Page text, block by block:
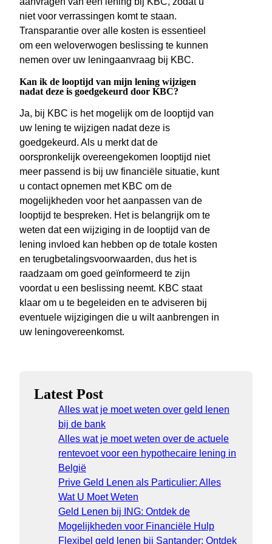
niet voor verrassingen komt te staan.
Transparantie over alle kosten is essentieel
om een weloverwogen beslissing te kunnen
nemen over uw leningaanvraag bij KBC.
Kan ik de looptijd van mijn lening wijzigen
nadat deze is goedgekeurd door KBC?
Ja, bij KBC is het mogelijk om de looptijd van
uw lening te wijzigen nadat deze is
goedgekeurd. Als u merkt dat de
oorspronkelijk overeengekomen looptijd niet
meer passend is bij uw financiële situatie, kunt
u contact opnemen met KBC om de
mogelijkheden voor het aanpassen van de
looptijd te bespreken. Het is belangrijk om te
weten dat een wijziging in de looptijd van de
lening invloed kan hebben op de totale kosten
en terugbetalingsvoorwaarden, dus het is
raadzaam om goed geïnformeerd te zijn
voordat u een beslissing neemt. KBC staat
klaar om u te begeleiden en te adviseren bij
eventuele wijzigingen die u wilt aanbrengen in
uw leningovereenkomst.
Latest Post
Alles wat je moet weten over geld lenen
bij de bank
Alles wat je moet weten over de actuele
rentevoet voor een hypothecaire lening in
België
Prive Geld Lenen als Particulier: Alles
Wat U Moet Weten
Geld Lenen bij ING: Ontdek de
Mogelijkheden voor Financiële Hulp
Flexibel geld lenen bij Santander: Ontdek